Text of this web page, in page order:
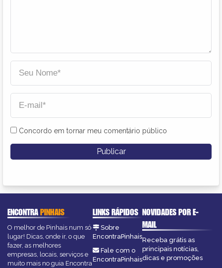
Concordo em tornar meu comentário público
ENCONTRAPINHAIS
O melhor de Pinhais num só
lugar! Dicas, onde ir, o que
fazer, as melhores
empresas, locais, serviços e
muito mais no guia Encontra
LINKS RÁPIDOS
Sobre
EncontraPinhais
Fale com o
EncontraPinhais
NOVIDADES POR E-
MAIL
Receba grátis as
principais notícias,
dicas e promoções